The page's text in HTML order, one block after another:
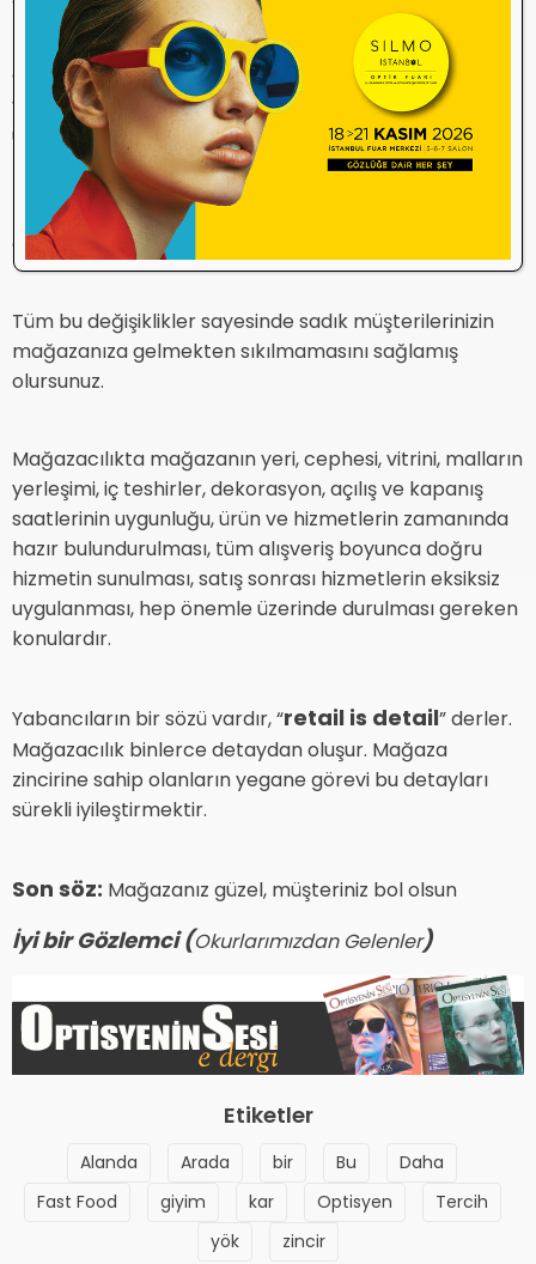
Orta teşhir ünitelerini (gondol da deniyor) sürekli
yenileyin ve yerlerini değiştirin. Tüketiciler buralardaki
ürünleri tüketmeye bayılırlar.
Mağaza dekorasyonunuzu ise 2 yılda bir mutlaka
değiştirin.
Tüm bu değişiklikler sayesinde sadık müşterilerinizin
mağazanıza gelmekten sıkılmamasını sağlamış
olursunuz.
Mağazacılıkta mağazanın yeri, cephesi, vitrini, malların
yerleşimi, iç teshirler, dekorasyon, açılış ve kapanış
saatlerinin uygunluğu, ürün ve hizmetlerin zamanında
hazır bulundurulması, tüm alışveriş boyunca doğru
hizmetin sunulması, satış sonrası hizmetlerin eksiksiz
uygulanması, hep önemle üzerinde durulması gereken
konulardır.
Yabancıların bir sözü vardır, “retail is detail” derler.
Mağazacılık binlerce detaydan oluşur. Mağaza
zincirine sahip olanların yegane görevi bu detayları
sürekli iyileştirmektir.
Son söz: Mağazanız güzel, müşteriniz bol olsun
İyi bir Gözlemci (Okurlarımızdan Gelenler)
Etiketler
Alanda Arada bir Bu
Daha
Fast Food
giyim kar Optisyen
Tercih
yök
zincir